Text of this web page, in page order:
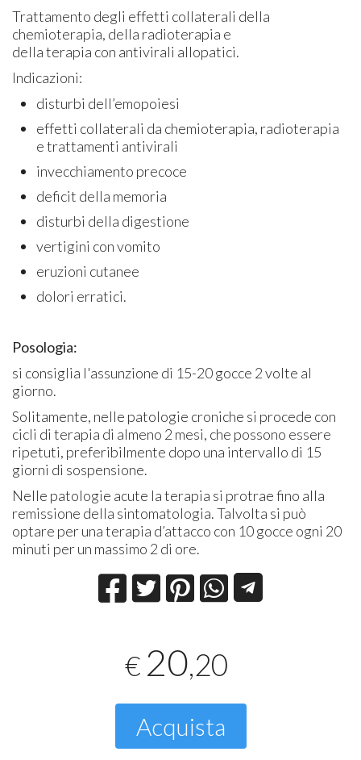
Trattamento degli effetti collaterali della
chemioterapia, della radioterapia e
della terapia con antivirali allopatici.
Indicazioni:
disturbi dell’emopoiesi
effetti collaterali da chemioterapia, radioterapia
e trattamenti antivirali
invecchiamento precoce
deficit della memoria
disturbi della digestione
vertigini con vomito
eruzioni cutanee
dolori erratici.
Posologia:
si consiglia l'assunzione di 15-20 gocce 2 volte al
giorno.
Solitamente, nelle patologie croniche si procede con
cicli di terapia di almeno 2 mesi, che possono essere
ripetuti, preferibilmente dopo una intervallo di 15
giorni di sospensione.
Nelle patologie acute la terapia si protrae fino alla
remissione della sintomatologia. Talvolta si può
optare per una terapia d’attacco con 10 gocce ogni 20
minuti per un massimo 2 di ore.
€ 20,20
Acquista